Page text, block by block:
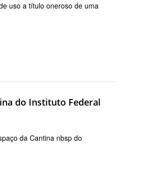
uso a título oneroso de uma
do Instituto Federal
da Cantina nbsp do